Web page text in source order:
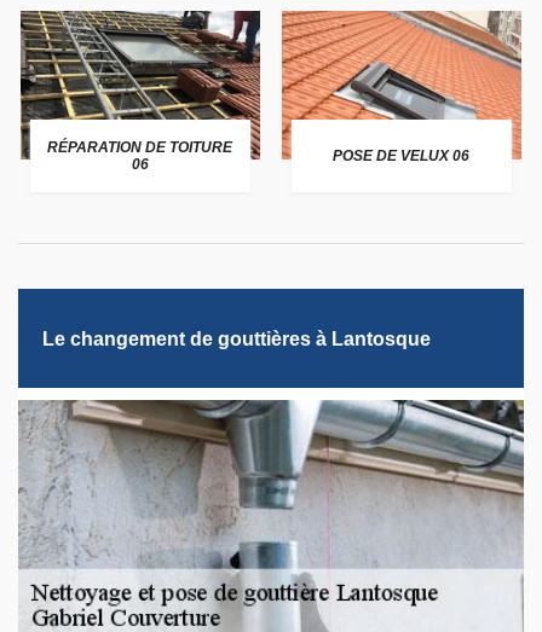
RÉPARATION DE TOITURE
06
POSE DE VELUX 06
Le changement de gouttières à Lantosque